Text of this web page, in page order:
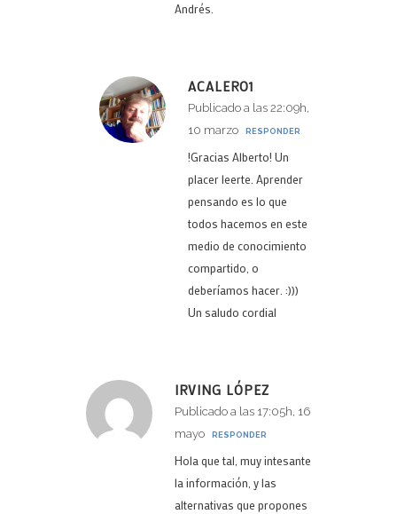
Andrés.
ACALERO1
Publicado a las 22:09h,
10 marzo
RESPONDER
!Gracias Alberto! Un
placer leerte. Aprender
pensando es lo que
todos hacemos en este
medio de conocimiento
compartido, o
deberíamos hacer. :)))
Un saludo cordial
IRVING LÓPEZ
Publicado a las 17:05h, 16
mayo
RESPONDER
Hola que tal, muy intesante
la información, y las
alternativas que propones